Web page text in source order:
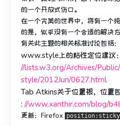
的一个开放式伤口。
在一个完美的世界中，将有一个
的是，似乎没有一个合适的解决方
有关此主题的相关标准讨论包括：
www.style上的粘性定位建议：
//lists.w3.org/Archives/
style/2012Jun/0627.html
Tab Atkins关于位置根，位置
: //www.xanthir.com/blog/
更新：Firefox position:sticky